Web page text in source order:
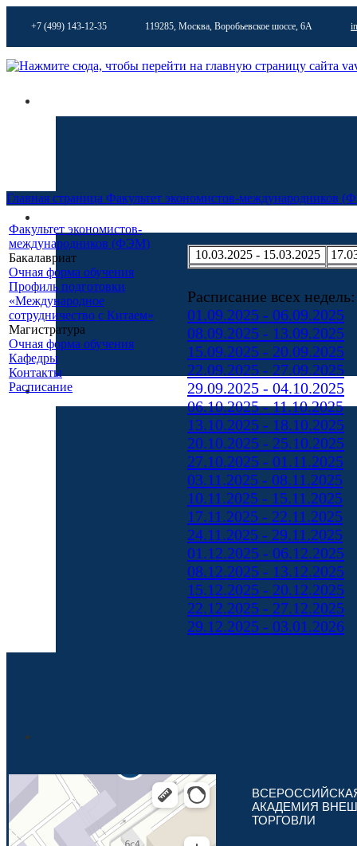
+7 (499) 143-12-35 119285, Москва, Воробьевское шоссе, 6А
Главная страница Факультет экономистов-международников
Факультет экономистов-
международников (ФЭМ)
Бакалавриат
Очная форма обучения
Профиль подготовки
«Международное
сотрудничество с Китаем»
Магистратура
Очная форма обучения
Кафедры
Контакты
Расписание
10.03.2025 - 15.03.2025
Расписание всех недель:
01.09.2025 - 06.09.2025
08.09.2025 - 13.09.2025
15.09.2025 - 20.09.2025
22.09.2025 - 27.09.2025
29.09.2025 - 04.10.2025
06.10.2025 - 11.10.2025
13.10.2025 - 18.10.2025
20.10.2025 - 25.10.2025
27.10.2025 - 01.11.2025
03.11.2025 - 08.11.2025
10.11.2025 - 15.11.2025
17.11.2025 - 22.11.2025
24.11.2025 - 29.11.2025
01.12.2025 - 06.12.2025
08.12.2025 - 13.12.2025
15.12.2025 - 20.12.2025
22.12.2025 - 27.12.2025
29.12.2025 - 03.01.2026
АКАДЕМИЯ
ТОРГОВЛИ